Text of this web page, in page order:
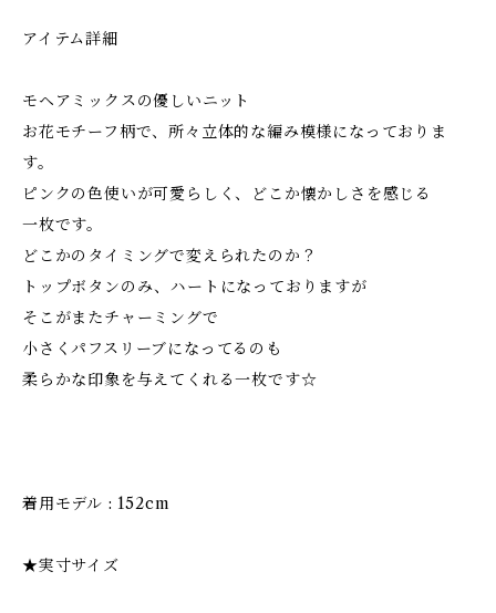
アイテム詳細
モヘアミックスの優しいニット
お花モチーフ柄で、所々立体的な編み模様になっておりま
す。
ピンクの色使いが可愛らしく、どこか懐かしさを感じる
一枚です。
どこかのタイミングで変えられたのか？
トップボタンのみ、ハートになっておりますが
そこがまたチャーミングで
小さくパフスリーブになってるのも
柔らかな印象を与えてくれる一枚です☆
着用モデル : 152cm
★実寸サイズ